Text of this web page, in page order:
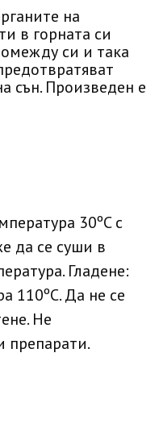
на
в горната си
си и така
сън. Произведен е
30ºC с
да се суши в
Гладене:
110ºC. Да не се
Не
препарати.